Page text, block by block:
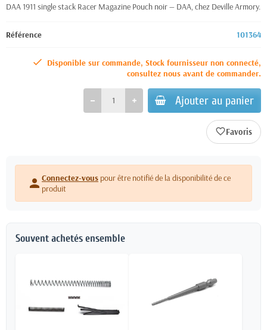
DAA 1911 single stack Racer Magazine Pouch noir — DAA, chez Deville Armory.
Référence 101364
Disponible sur commande, Stock fournisseur non connecté,
consultez nous avant de commander.
Ajouter au panier
favorite_border
person Connectez-vous pour être notifié de la disponibilité de ce
produit
Souvent achetés ensemble